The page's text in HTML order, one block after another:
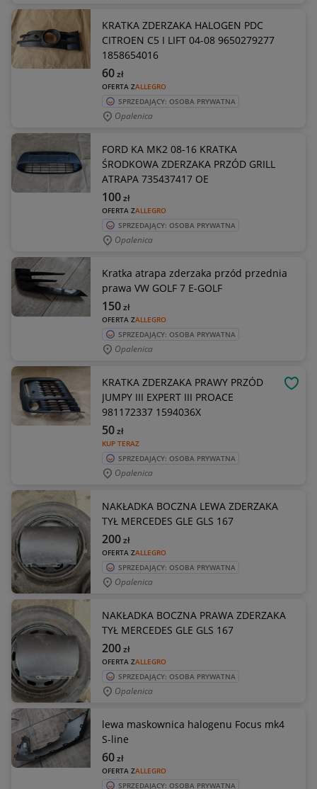
KRATKA ZDERZAKA HALOGEN PDC
CITROEN C5 I LIFT 04-08 9650279277
1858654016
OFERTA ZALLEGRO
60zł
SPRZEDAJĄCY: OSOBA PRYWATNA
Opalenica
FORD KA MK2 08-16 KRATKA
ŚRODKOWA ZDERZAKA PRZÓD GRILL
ATRAPA 735437417 OE
OFERTA ZALLEGRO
100zł
SPRZEDAJĄCY: OSOBA PRYWATNA
Opalenica
Kratka atrapa zderzaka przód przednia
prawa VW GOLF 7 E-GOLF
OFERTA ZALLEGRO
150zł
SPRZEDAJĄCY: OSOBA PRYWATNA
Opalenica
KRATKA ZDERZAKA PRAWY PRZÓD
JUMPY III EXPERT III PROACE
981172337 1594036X
KUP TERAZ
50zł
SPRZEDAJĄCY: OSOBA PRYWATNA
Opalenica
NAKŁADKA BOCZNA LEWA ZDERZAKA
TYŁ MERCEDES GLE GLS 167
OFERTA ZALLEGRO
200zł
SPRZEDAJĄCY: OSOBA PRYWATNA
Opalenica
NAKŁADKA BOCZNA PRAWA ZDERZAKA
TYŁ MERCEDES GLE GLS 167
OFERTA ZALLEGRO
200zł
SPRZEDAJĄCY: OSOBA PRYWATNA
Opalenica
lewa maskownica halogenu Focus mk4
S-line
OFERTA ZALLEGRO
60zł
SPRZEDAJĄCY: OSOBA PRYWATNA